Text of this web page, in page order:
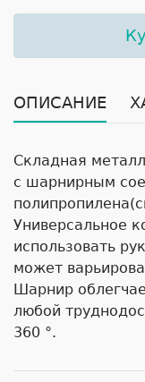
ОПИСАНИЕ
Складная
с шарнирным
Универсальное
использовать
может
Шарнир
любой
360 °.